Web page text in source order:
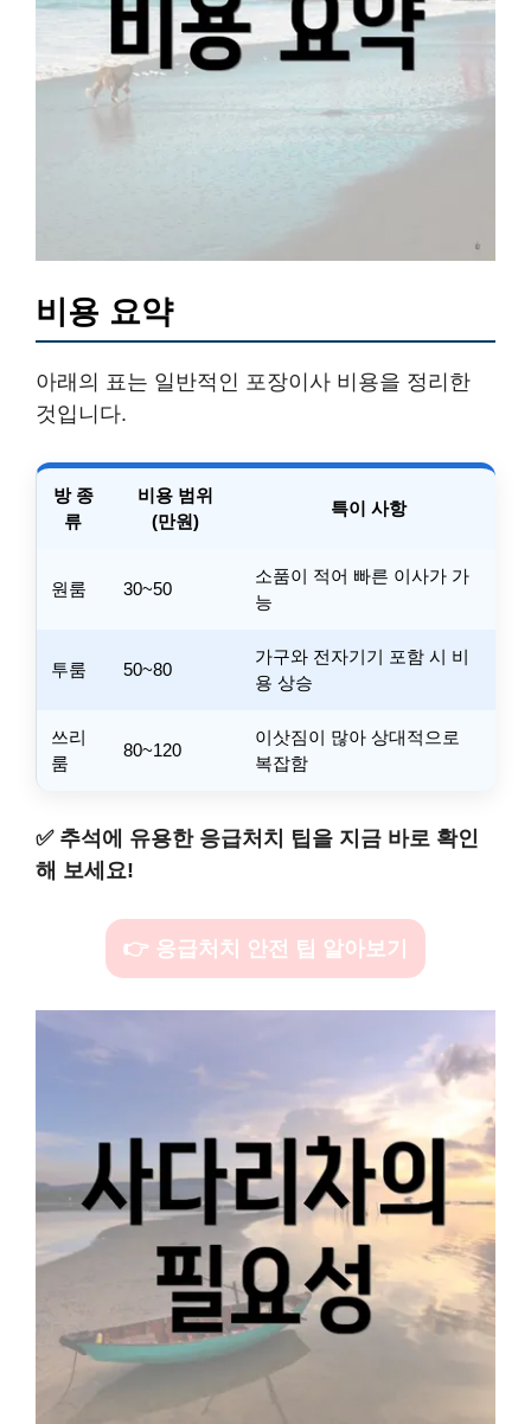
비용 요약
아래의 표는 일반적인 포장이사 비용을 정리한
것입니다.
방 종
류
비용 범위
(만원)
특이 사항
원룸 30~50
소품이 적어 빠른 이사가 가
능
투룸 50~80
가구와 전자기기 포함 시 비
용 상승
쓰리
룸
80~120
이삿짐이 많아 상대적으로
복잡함
✅ 추석에 유용한 응급처치 팁을 지금 바로 확인
해 보세요!
👉 응급처치 안전 팁 알아보기